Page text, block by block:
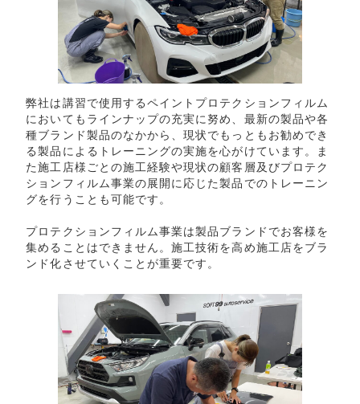
弊社は講習で使用するペイントプロテクションフィルム
においてもラインナップの充実に努め、最新の製品や各
種ブランド製品のなかから、現状でもっともお勧めでき
る製品によるトレーニングの実施を心がけています。ま
た施工店様ごとの施工経験や現状の顧客層及びプロテク
ションフィルム事業の展開に応じた製品でのトレーニン
グを行うことも可能です。
プロテクションフィルム事業は製品ブランドでお客様を
集めることはできません。施工技術を高め施工店をブラ
ンド化させていくことが重要です。